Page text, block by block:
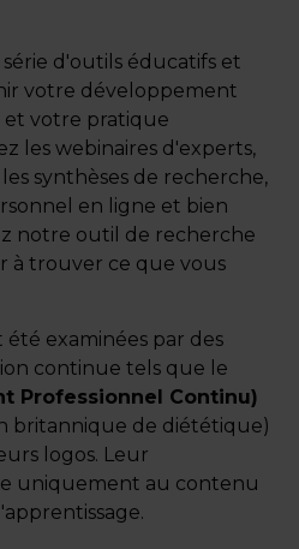
d'outils éducatifs et
votre développement
et votre pratique
les webinaires d'experts,
synthèses de recherche,
en ligne et bien
notre outil de recherche
à trouver ce que vous
été examinées par des
continue tels que le
Professionnel Continu)
britannique de diététique)
logos. Leur
uniquement au contenu